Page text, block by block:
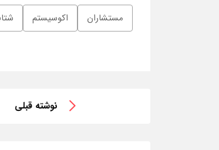
مستشاران اکوسیستم
نوشته قبلی